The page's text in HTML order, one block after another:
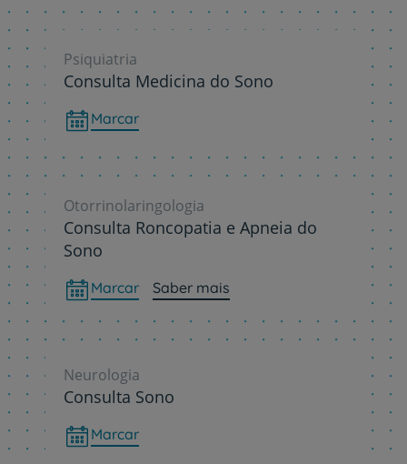
Psiquiatria
Consulta Medicina do Sono
Marcar
Otorrinolaringologia
Consulta Roncopatia e Apneia do
Sono
Marcar Saber mais
Neurologia
Consulta Sono
Marcar